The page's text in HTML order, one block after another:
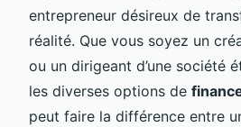
entrepreneur désireux de
réalité. Que vous soyez un
ou un dirigeant d’une société
les diverses options de
peut faire la différence entre